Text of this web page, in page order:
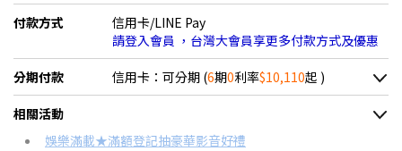
付款方式
信用卡/LINE Pay
請登入會員 ，台灣大會員享更多付款方式及優惠
分期付款 信用卡：可分期 (6期0利率$10,110起 )
＊實際可分期數、適用利率，請以購物車顯示為主
信用卡分期
相關活動
娛樂滿載★滿額登記抽豪華影音好禮